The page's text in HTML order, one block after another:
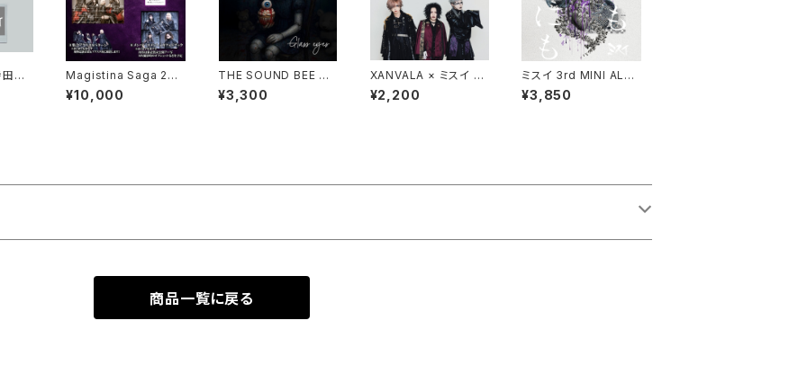
町
Magistina Saga 202
6年11月21日(土) 梅田
LIVESPACE ODYSSE
¥10,000
THE SOUND BEE HD
/ Glass eyes
¥3,300
XANVALA × ミスイ ×
Z CLEAR SPLIT SIN
GLE 「TRISULA」
¥2,200
ミスイ 3rd MINI ALBU
M『毒にも薬にも』
¥3,850
商品一覧に戻る